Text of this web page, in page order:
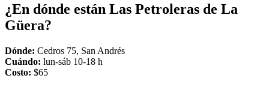
¿En dónde están Las Petroleras de La
Güera?
Dónde: Cedros 75, San Andrés
Cuándo: lun-sáb 10-18 h
Costo: $65